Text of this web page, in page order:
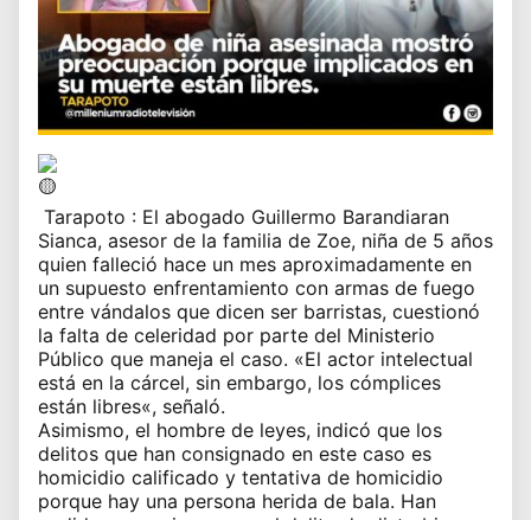
Tarapoto : El abogado Guillermo Barandiaran
Sianca, asesor de la familia de Zoe, niña de 5 años
quien falleció hace un mes aproximadamente en
un supuesto enfrentamiento con armas de fuego
entre vándalos que dicen ser barristas, cuestionó
la falta de celeridad por parte del Ministerio
Público que maneja el caso. «El actor intelectual
está en la cárcel, sin embargo, los cómplices
están libres«, señaló.
Asimismo, el hombre de leyes, indicó que los
delitos que han consignado en este caso es
homicidio calificado y tentativa de homicidio
porque hay una persona herida de bala. Han